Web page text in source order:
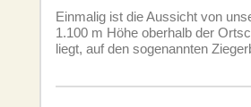
Einmalig ist die Aussicht von
1.100 m Höhe oberhalb der
liegt, auf den sogenannten